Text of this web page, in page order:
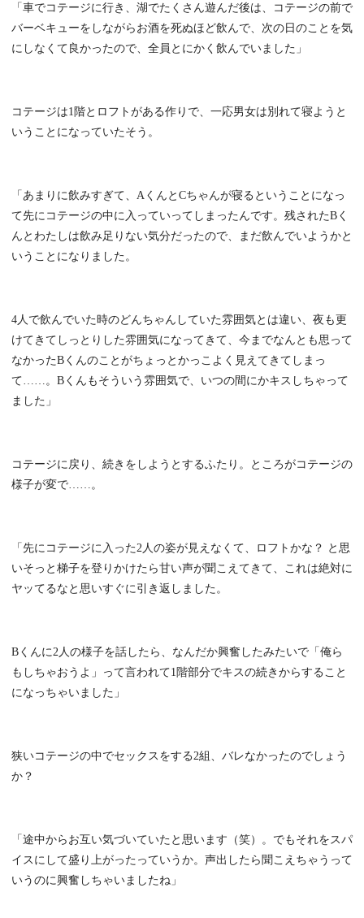
「車でコテージに行き、湖でたくさん遊んだ後は、コテージの前で
バーベキューをしながらお酒を死ぬほど飲んで、次の日のことを気
にしなくて良かったので、全員とにかく飲んでいました」
コテージは1階とロフトがある作りで、一応男女は別れて寝ようと
いうことになっていたそう。
「あまりに飲みすぎて、AくんとCちゃんが寝るということになっ
て先にコテージの中に入っていってしまったんです。残されたBく
んとわたしは飲み足りない気分だったので、まだ飲んでいようかと
いうことになりました。
4人で飲んでいた時のどんちゃんしていた雰囲気とは違い、夜も更
けてきてしっとりした雰囲気になってきて、今までなんとも思って
なかったBくんのことがちょっとかっこよく見えてきてしまっ
て……。Bくんもそういう雰囲気で、いつの間にかキスしちゃって
ました」
コテージに戻り、続きをしようとするふたり。ところがコテージの
様子が変で……。
「先にコテージに入った2人の姿が見えなくて、ロフトかな？ と思
いそっと梯子を登りかけたら甘い声が聞こえてきて、これは絶対に
ヤッてるなと思いすぐに引き返しました。
Bくんに2人の様子を話したら、なんだか興奮したみたいで「俺ら
もしちゃおうよ」って言われて1階部分でキスの続きからすること
になっちゃいました」
狭いコテージの中でセックスをする2組、バレなかったのでしょう
か？
「途中からお互い気づいていたと思います（笑）。でもそれをスパ
イスにして盛り上がったっていうか。声出したら聞こえちゃうって
いうのに興奮しちゃいましたね」